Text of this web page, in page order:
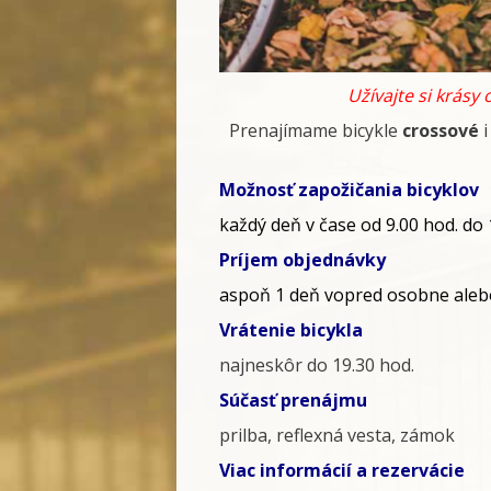
Užívajte si krásy
Prenajímame bicykle crossové
Možnosť zapožičania bicyklov
každý deň v čase od 9.00 hod.
Príjem objednávky
aspoň 1 deň vopred osobne
Vrátenie bicykla
najneskôr do 19.30 hod.
Súčasť prenájmu
prilba, reflexná vesta, zámok
Viac informácií a rezervácie